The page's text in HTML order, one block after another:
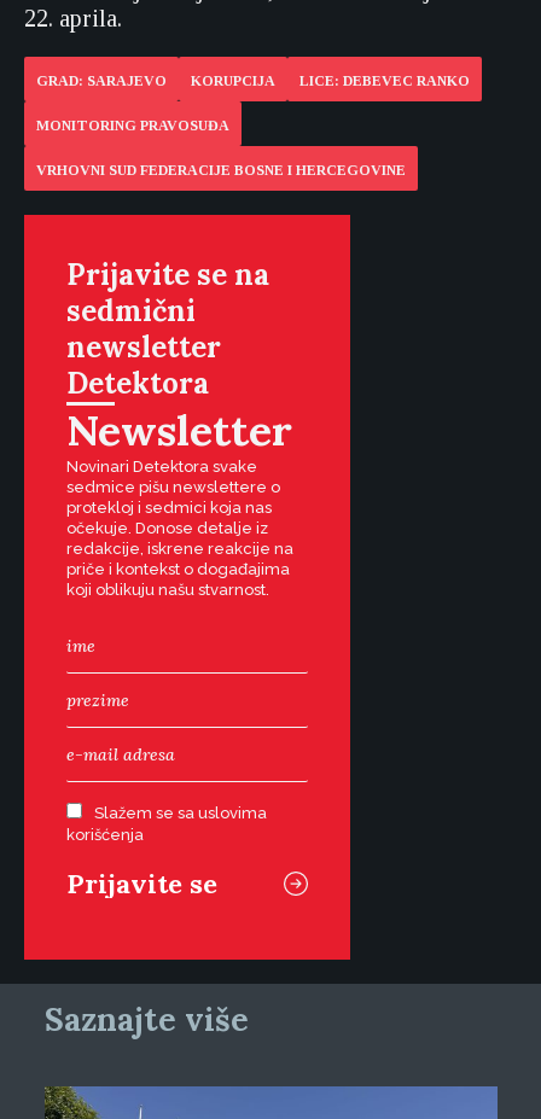
22. aprila.
GRAD: SARAJEVO KORUPCIJA LICE: DEBEVEC RANKO
MONITORING PRAVOSUĐA
VRHOVNI SUD FEDERACIJE BOSNE I HERCEGOVINE
Prijavite se na
sedmični
newsletter
Detektora
Newsletter
Novinari Detektora svake
sedmice pišu newslettere o
protekloj i sedmici koja nas
očekuje. Donose detalje iz
redakcije, iskrene reakcije na
priče i kontekst o događajima
koji oblikuju našu stvarnost.
Slažem se sa uslovima
korišćenja
Saznajte više